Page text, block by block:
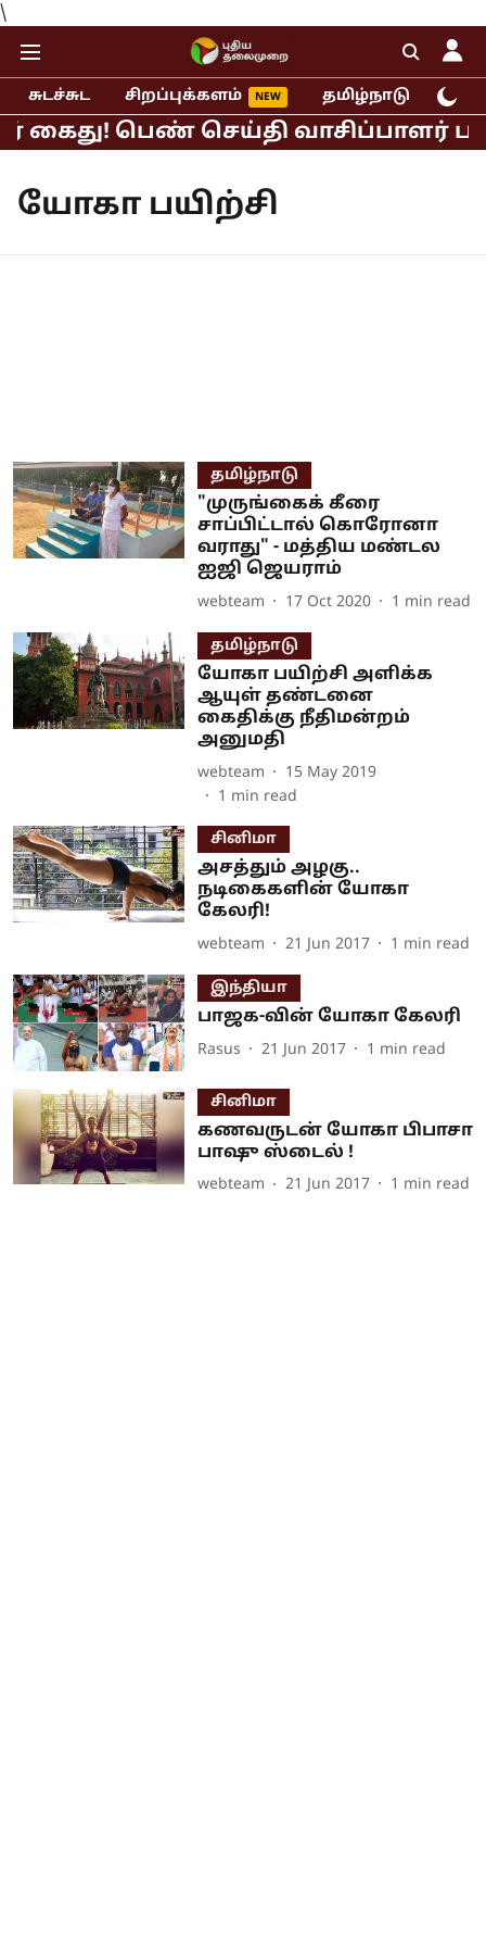
\
சுடச்சுட சிறப்புக்களம் தமிழ்நாடு
கைது! பெண் செய்தி வாசிப்பாளர்
யோகா பயிற்சி
தமிழ்நாடு
"முருங்கைக் கீரை
சாப்பிட்டால் கொரோனா
வராது" - மத்திய மண்டல
ஐஜி ஜெயராம்
webteam 17 Oct 2020 1 min read
தமிழ்நாடு
யோகா பயிற்சி அளிக்க
ஆயுள் தண்டனை
கைதிக்கு நீதிமன்றம்
அனுமதி
webteam
15 May 2019
1 min read
சினிமா
அசத்தும் அழகு..
நடிகைகளின் யோகா
கேலரி!
webteam 21 Jun 2017 1 min read
இந்தியா
பாஜக-வின் யோகா கேலரி
Rasus 21 Jun 2017 1 min read
சினிமா
கணவருடன் யோகா பிபாசா
பாஷு ஸ்டைல் !
webteam 21 Jun 2017 1 min read